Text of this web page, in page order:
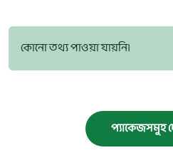
কোনো তথ্য পাওয়া যায়নি।
প্যাকেজসমুহ